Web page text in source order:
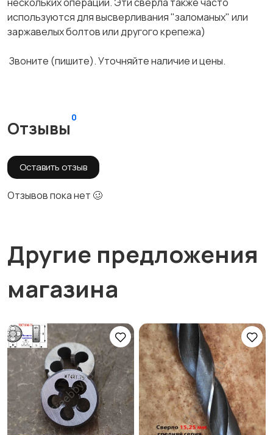
используются для высверливания "заломаных" или
заржавелых болтов или другого крепежа)
Звоните (пишите). Уточняйте наличие и цены.
Отзывы
0
Оставить отзыв
Отзывов пока нет 🥴
Другие предложения
магазина